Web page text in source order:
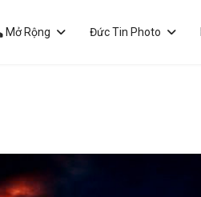
Mở Rộng Đức Tin Photo